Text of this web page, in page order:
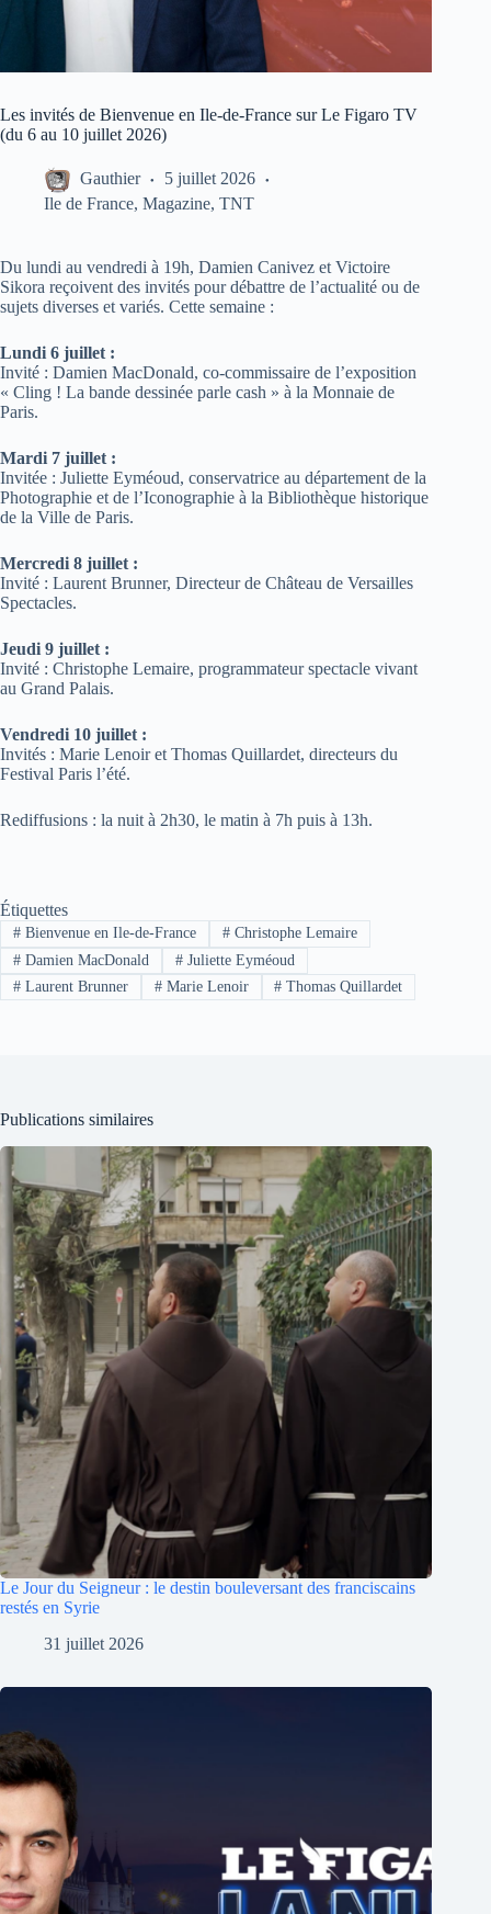
Les invités de Bienvenue en Ile-de-France sur Le Figaro TV
(du 6 au 10 juillet 2026)
Gauthier
5 juillet 2026
Ile de France, Magazine, TNT
Du lundi au vendredi à 19h, Damien Canivez et Victoire
Sikora reçoivent des invités pour débattre de l’actualité ou de
sujets diverses et variés. Cette semaine :
Lundi 6 juillet :
Invité : Damien MacDonald, co-commissaire de l’exposition
« Cling ! La bande dessinée parle cash » à la Monnaie de
Paris.
Mardi 7 juillet :
Invitée : Juliette Eyméoud, conservatrice au département de la
Photographie et de l’Iconographie à la Bibliothèque historique
de la Ville de Paris.
Mercredi 8 juillet :
Invité : Laurent Brunner, Directeur de Château de Versailles
Spectacles.
Jeudi 9 juillet :
Invité : Christophe Lemaire, programmateur spectacle vivant
au Grand Palais.
Vendredi 10 juillet :
Invités : Marie Lenoir et Thomas Quillardet, directeurs du
Festival Paris l’été.
Rediffusions : la nuit à 2h30, le matin à 7h puis à 13h.
Étiquettes
#Bienvenue en Ile-de-France #Christophe Lemaire
#Damien MacDonald #Juliette Eyméoud
#Laurent Brunner #Marie Lenoir # Thomas Quillardet
Publications similaires
Le Jour du Seigneur : le destin bouleversant des franciscains
restés en Syrie
31 juillet 2026